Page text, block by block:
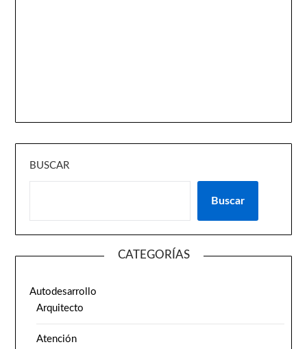
BUSCAR
Buscar
CATEGORÍAS
Autodesarrollo
Arquitecto
Atención